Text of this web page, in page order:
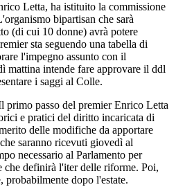
Letta, ha istituito la commissione
bipartisan che sarà
(di cui 10 donne) avrà potere
sta seguendo una tabella di
l'impegno assunto con il
mattina intende fare approvare il ddl
i saggi al Colle.
primo passo del premier Enrico Letta
e pratici del diritto incaricata di
delle modifiche da apportare
saranno ricevuti giovedì al
necessario al Parlamento per
che definirà l'iter delle riforme. Poi,
probabilmente dopo l'estate.